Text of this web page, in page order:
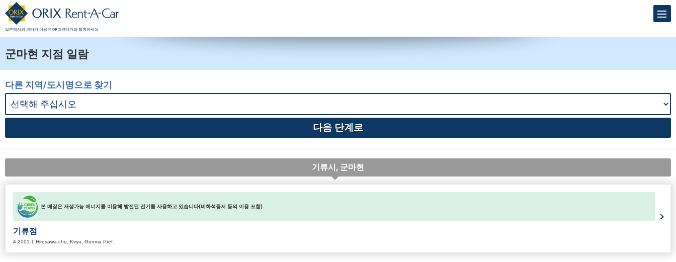
일본에서의 렌터카 이용은 ORIX렌터카와 함께하세요
군마현 지점 일람
다른 지역/도시명으로 찾기
기류시, 군마현
본 매장은 재생가능 에너지를 이용해 발전된 전기를 사용하고 있습니다(비화석증서 등의 이용 포함).
기류점
4-2001-1 Hirosawa-cho, Kiryu, Gunma Pref.